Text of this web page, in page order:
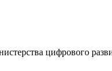
цифрового